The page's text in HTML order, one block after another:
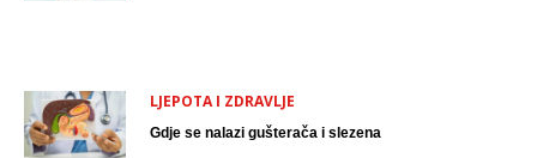
LJEPOTA I ZDRAVLJE
Gdje se nalazi gušterača i slezena